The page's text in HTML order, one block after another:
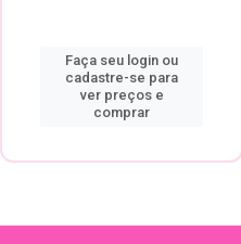
Faça seu login ou
cadastre-se para
ver preços e
comprar